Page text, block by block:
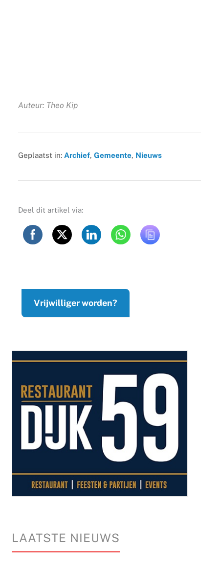
Auteur: Theo Kip
Geplaatst in: Archief, Gemeente, Nieuws
Deel dit artikel via:
Vrijwilliger worden?
LAATSTE NIEUWS